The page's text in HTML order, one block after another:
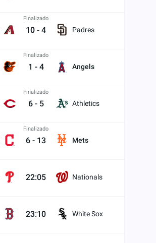
Finalizado
10 - 4 Padres
Finalizado
1 - 4 Angels
Finalizado
6 - 5 Athletics
Finalizado
6 - 13 Mets
22:05 Nationals
23:10 White Sox